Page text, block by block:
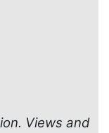
Views and